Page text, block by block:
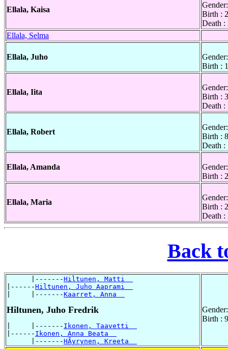
Ellala, Kaisa
Birth :
Death :
Ellala, Selma
Ellala, Juho
Birth :
Ellala, Iita
Birth :
Death :
Ellala, Robert
Birth :
Death :
Ellala, Amanda
Birth :
Ellala, Maria
Birth :
Death :
Back
      |-------
Hiltunen, Matti
|------Hiltunen, Juho Aaprami
|     |-------Kaarret, Anna
Hiltunen, Juho Fredrik
|     |------- Ikonen, Taavetti
|------ Ikonen, Anna Beata
      |-------
HÃyrynen, Kreeta
Birth :